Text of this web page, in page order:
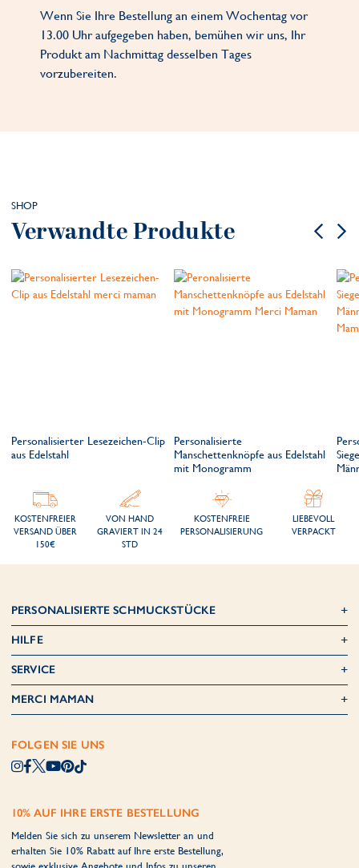
Wenn Sie Ihre Bestellung an einem Wochentag vor
13.00 Uhr aufgegeben haben, bemühen wir uns, Ihr
Produkt am Nachmittag desselben Tages
vorzubereiten.
SHOP
Verwandte Produkte
Personalisierter Lesezeichen-Clip
aus Edelstahl
Personalisierte
Manschettenknöpfe aus Edelstahl
mit Monogramm
KOSTENFREIER
VERSAND ÜBER
150€
VON HAND
GRAVIERT IN 24
STD
KOSTENFREIE
PERSONALISIERUNG
LIEBEVOLL
VERPACKT
PERSONALISIERTE SCHMUCKSTÜCKE
HILFE
SERVICE
MERCI MAMAN
FOLGEN SIE UNS
10% AUF IHRE ERSTE BESTELLUNG
Melden Sie sich zu unserem Newsletter an und
erhalten Sie 10% Rabatt auf Ihre erste Bestellung,